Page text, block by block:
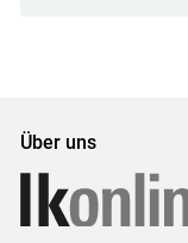
Über uns